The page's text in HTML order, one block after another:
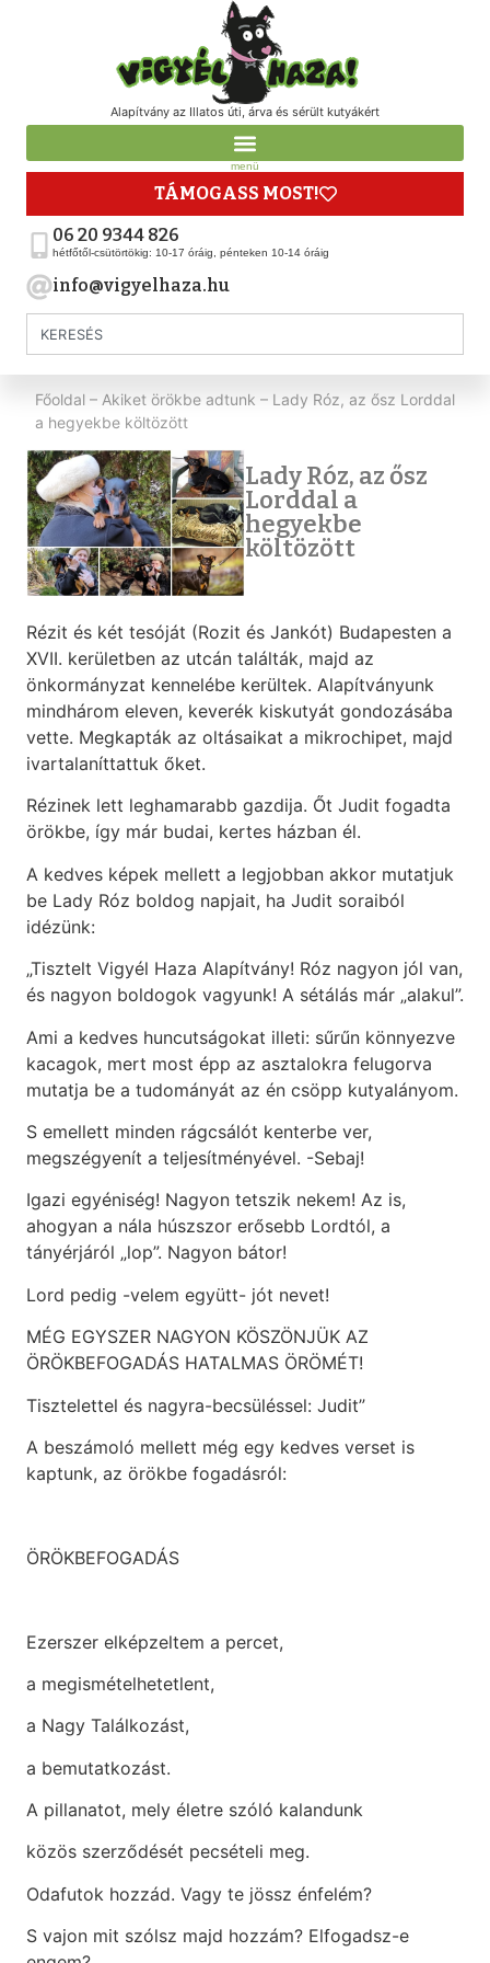
Alapítvány az Illatos úti, árva és sérült kutyákért
menü
TÁMOGASS MOST!
06 20 9344 826
hétfőtől-csütörtökig: 10-17 óráig, pénteken 10-14 óráig
info@vigyelhaza.hu
Főoldal – Akiket örökbe adtunk – Lady Róz, az ősz Lorddal
a hegyekbe költözött
Lady Róz, az ősz
Lorddal a
hegyekbe
költözött
Rézit és két tesóját (Rozit és Jankót) Budapesten a
XVII. kerületben az utcán találták, majd az
önkormányzat kennelébe kerültek. Alapítványunk
mindhárom eleven, keverék kiskutyát gondozásába
vette. Megkapták az oltásaikat a mikrochipet, majd
ivartalaníttattuk őket.
Rézinek lett leghamarabb gazdija. Őt Judit fogadta
örökbe, így már budai, kertes házban él.
A kedves képek mellett a legjobban akkor mutatjuk
be Lady Róz boldog napjait, ha Judit soraiból
idézünk:
„Tisztelt Vigyél Haza Alapítvány! Róz nagyon jól van,
és nagyon boldogok vagyunk! A sétálás már „alakul”.
Ami a kedves huncutságokat illeti: sűrűn könnyezve
kacagok, mert most épp az asztalokra felugorva
mutatja be a tudományát az én csöpp kutyalányom.
S emellett minden rágcsálót kenterbe ver,
megszégyenít a teljesítményével. -Sebaj!
Igazi egyéniség! Nagyon tetszik nekem! Az is,
ahogyan a nála húszszor erősebb Lordtól, a
tányérjáról „lop”. Nagyon bátor!
Lord pedig -velem együtt- jót nevet!
MÉG EGYSZER NAGYON KÖSZÖNJÜK AZ
ÖRÖKBEFOGADÁS HATALMAS ÖRÖMÉT!
Tisztelettel és nagyra-becsüléssel: Judit”
A beszámoló mellett még egy kedves verset is
kaptunk, az örökbe fogadásról:
ÖRÖKBEFOGADÁS
Ezerszer elképzeltem a percet,
a megismételhetetlent,
a Nagy Találkozást,
a bemutatkozást.
A pillanatot, mely életre szóló kalandunk
közös szerződését pecsételi meg.
Odafutok hozzád. Vagy te jössz énfelém?
S vajon mit szólsz majd hozzám? Elfogadsz-e